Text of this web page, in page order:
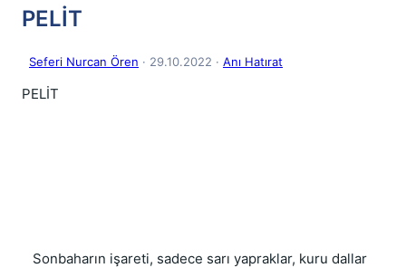
PELİT
Seferi Nurcan Ören · 29.10.2022 · Anı Hatırat
PELİT
Sonbaharın işareti, sadece sarı yapraklar, kuru dallar